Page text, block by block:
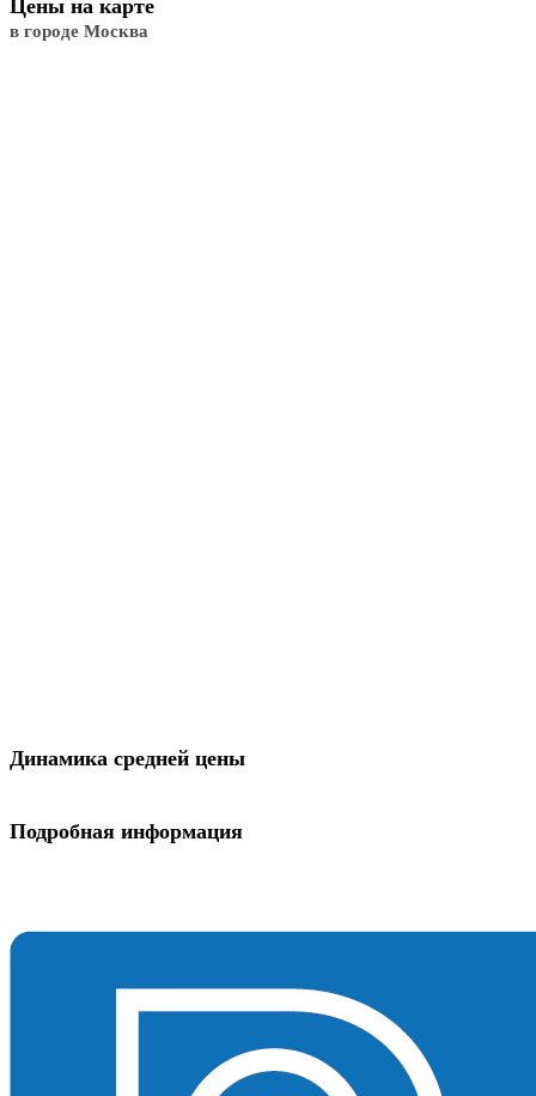
Цены на карте
в городе Москва
Динамика средней цены
Подробная информация